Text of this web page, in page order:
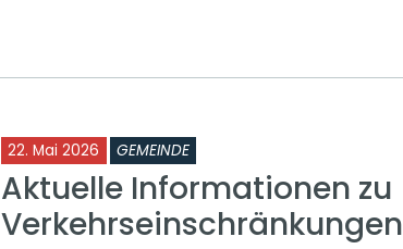
22. Mai 2026 GEMEINDE
Aktuelle Informationen zu
Verkehrseinschränkungen